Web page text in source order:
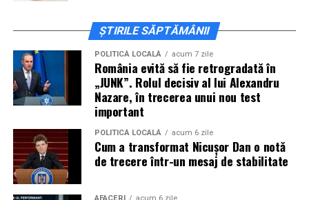
Mall pe 16 februarie de la ora 18:00.
ActoriiVlad Gherman, Oana Gherman și Ioana
Ginghină
vin la întâlnirea cu publicul dinCinema City
Vivo! Pitești pe 17 februarie, de la 18:30și vor
participa la o discuție după proiecție, alături de
Paul Decu.
Caravana„În pielea mea”ajunge laCinema City
Shopping City Ploiești, pe 18 februarie, de la 18:30, la
proiecția specială introdusă de regizorul
ȘTIRILE SĂPTĂMÂNII
POLITICĂ LOCALĂ acum 7 zile
România evită să fie retrogradată în
„JUNK”. Rolul decisiv al lui Alexandru
Nazare, în trecerea unui nou test
important
POLITICĂ LOCALĂ acum 6 zile
Cum a transformat Nicușor Dan o notă
de trecere într-un mesaj de stabilitate
AFACERI acum 6 zile